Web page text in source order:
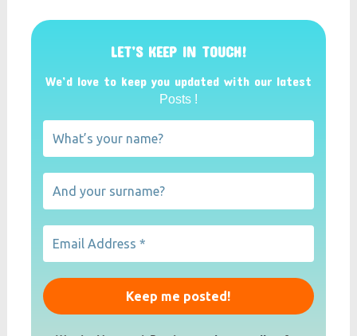
LET’S KEEP IN TOUCH!
We’d love to keep you updated with our latest
Posts !